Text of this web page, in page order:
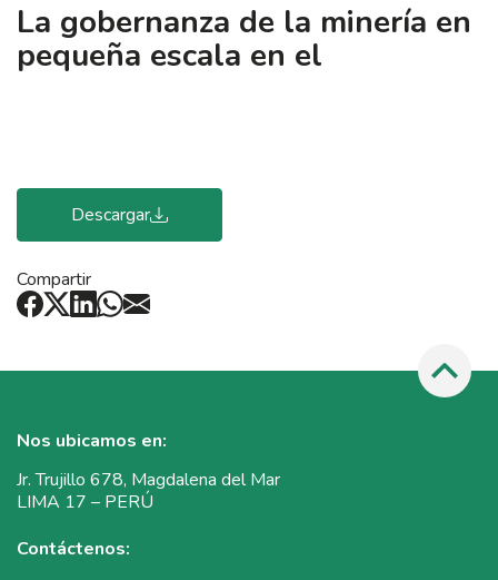
La gobernanza de la minería en
pequeña escala en el
Descargar
Compartir
Nos ubicamos en:
Jr. Trujillo 678, Magdalena del Mar
LIMA 17 – PERÚ
Contáctenos: